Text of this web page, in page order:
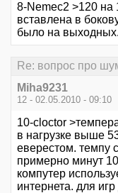
8-Nemec2 >120 на
вставлена в
было на выходных.
Re: вопрос про
Miha9231
12 - 02.05.2010 - 09:10
10-cloctor
в нагрузке выше
еверестом. темпу
примерно минут
компутер
интернета. для